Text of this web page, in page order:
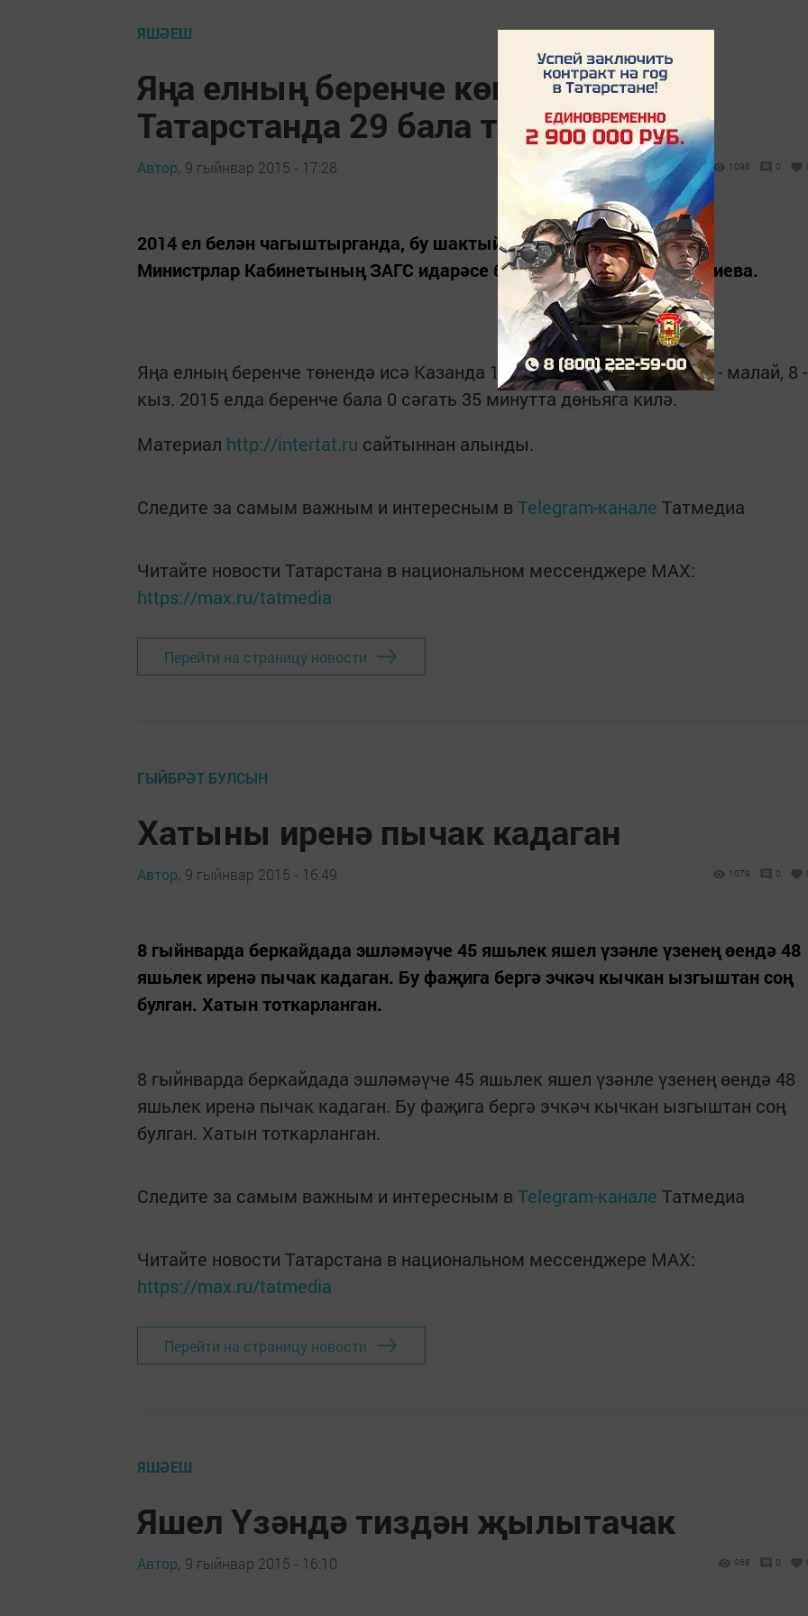
ЯШӘЕШ
Яңа елның беренче көннәрендә
Татарстанда 29 бала туган
Автор, 9 гыйнвар 2015 - 17:28 1098 0
2014 ел белән чагыштырганда, бу шактыйга күбрәк, ди республика
Министрлар Кабинетының ЗАГС идарәсе башлыгы Альбина Шәвәлиева.
Яңа елның беренче төнендә исә Казанда 15 бала туган, шуларның 7 - малай, 8 -
кыз. 2015 елда беренче бала 0 сәгать 35 минутта дөньяга килә.
Материал http://intertat.ru сайтыннан алынды.
Следите за самым важным и интересным в Telegram-канале Татмедиа
Читайте новости Татарстана в национальном мессенджере MАХ:
https://max.ru/tatmedia
Перейти на страницу новости
ГЫЙБРӘТ БУЛСЫН
Хатыны иренә пычак кадаган
Автор, 9 гыйнвар 2015 - 16:49 1079 0
8 гыйнварда беркайдада эшләмәүче 45 яшьлек яшел үзәнле үзенең өендә 48
яшьлек иренә пычак кадаган. Бу фаҗига бергә эчкәч кычкан ызгыштан соң
булган. Хатын тоткарланган.
8 гыйнварда беркайдада эшләмәүче 45 яшьлек яшел үзәнле үзенең өендә 48
яшьлек иренә пычак кадаган. Бу фаҗига бергә эчкәч кычкан ызгыштан соң
булган. Хатын тоткарланган.
Следите за самым важным и интересным в Telegram-канале Татмедиа
Читайте новости Татарстана в национальном мессенджере MАХ:
https://max.ru/tatmedia
Перейти на страницу новости
ЯШӘЕШ
Яшел Үзәндә тиздән җылытачак
Автор, 9 гыйнвар 2015 - 16:10 968 0